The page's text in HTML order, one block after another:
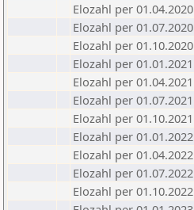
Elozahl per 01.04.2020
Elozahl per 01.07.2020
Elozahl per 01.10.2020
Elozahl per 01.01.2021
Elozahl per 01.04.2021
Elozahl per 01.07.2021
Elozahl per 01.10.2021
Elozahl per 01.01.2022
Elozahl per 01.04.2022
Elozahl per 01.07.2022
Elozahl per 01.10.2022